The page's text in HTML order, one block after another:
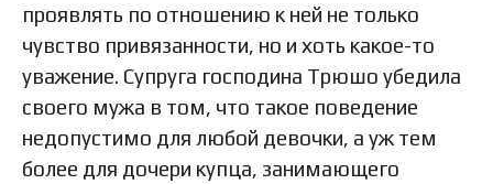
проявлять по отношению к ней не только
чувство привязанности, но и хоть какое-то
уважение. Супруга господина Трюшо убедила
своего мужа в том, что такое поведение
недопустимо для любой девочки, а уж тем
более для дочери купца, занимающего